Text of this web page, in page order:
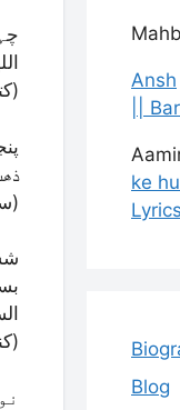
(کتاب عمل الیوم و اللیلۃباب مایقول اذاافطر حدیث۴۸۰ معارف نعمانیہ حیدر آباد دکن ص ۱۲۸)
(سنن ابی داؤد باب القول عند الافطار)
(کنز العمال بحوالہ قط فی الافراد حدیث ۲۳۸۷۳مکتبۃ التراث الاسلامی حلب۸ /۵۰۹)
Ansh
||
ke
Lyrics
Blog